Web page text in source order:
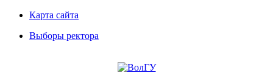
Карта сайта
Выборы ректора